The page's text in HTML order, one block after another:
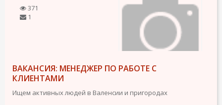
371
1
ВАКАНСИЯ: МЕНЕДЖЕР ПО РАБОТЕ С
КЛИЕНТАМИ
Ищем активных людей в Валенсии и пригородах